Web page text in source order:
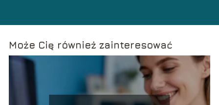
Może Cię również zainteresować